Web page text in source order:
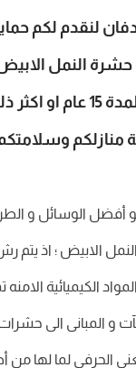
لنقدم لكم
النمل الابيض
تروا ظل لحشرة لمدة 15
منازلكم
أفضل الوسائل و
الابيض ؛ اذ
الكيميائية الامنه
و المبانى الى
الحرفى لما لها من